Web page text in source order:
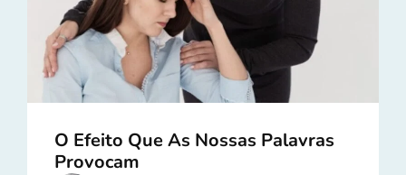
O Efeito Que As Nossas Palavras
Provocam